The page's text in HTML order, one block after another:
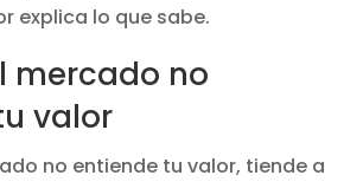
explica lo que sabe.
mercado no
valor
no entiende tu valor, tiende a